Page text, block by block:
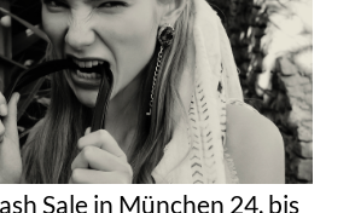
Sale in München 24. bis